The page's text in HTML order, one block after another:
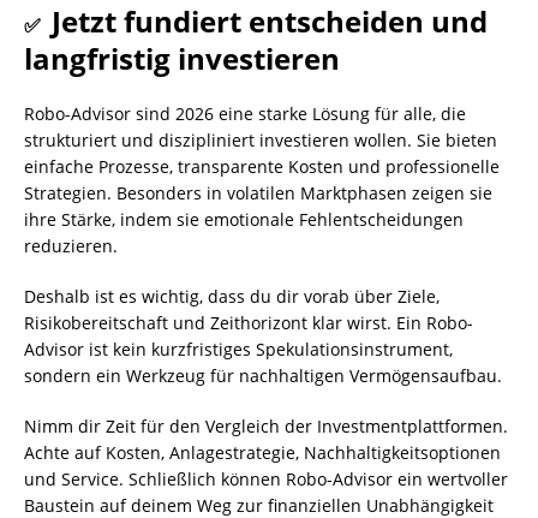
✅ Jetzt fundiert entscheiden und
langfristig investieren
Robo-Advisor sind 2026 eine starke Lösung für alle, die
strukturiert und diszipliniert investieren wollen. Sie bieten
einfache Prozesse, transparente Kosten und professionelle
Strategien. Besonders in volatilen Marktphasen zeigen sie
ihre Stärke, indem sie emotionale Fehlentscheidungen
reduzieren.
Deshalb ist es wichtig, dass du dir vorab über Ziele,
Risikobereitschaft und Zeithorizont klar wirst. Ein Robo-
Advisor ist kein kurzfristiges Spekulationsinstrument,
sondern ein Werkzeug für nachhaltigen Vermögensaufbau.
Nimm dir Zeit für den Vergleich der Investmentplattformen.
Achte auf Kosten, Anlagestrategie, Nachhaltigkeitsoptionen
und Service. Schließlich können Robo-Advisor ein wertvoller
Baustein auf deinem Weg zur finanziellen Unabhängigkeit